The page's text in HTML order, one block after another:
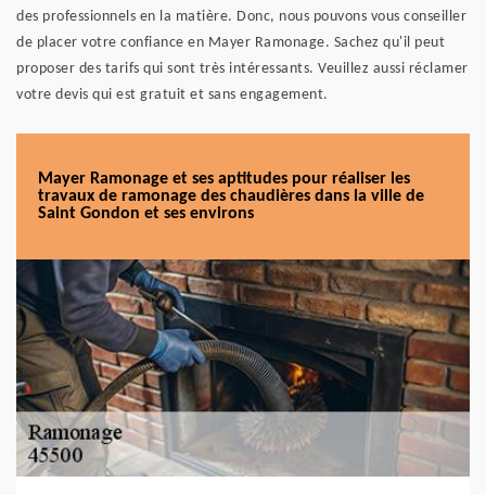
des professionnels en la matière. Donc, nous pouvons vous conseiller
de placer votre confiance en Mayer Ramonage. Sachez qu'il peut
proposer des tarifs qui sont très intéressants. Veuillez aussi réclamer
votre devis qui est gratuit et sans engagement.
Mayer Ramonage et ses aptitudes pour réaliser les
travaux de ramonage des chaudières dans la ville de
Saint Gondon et ses environs